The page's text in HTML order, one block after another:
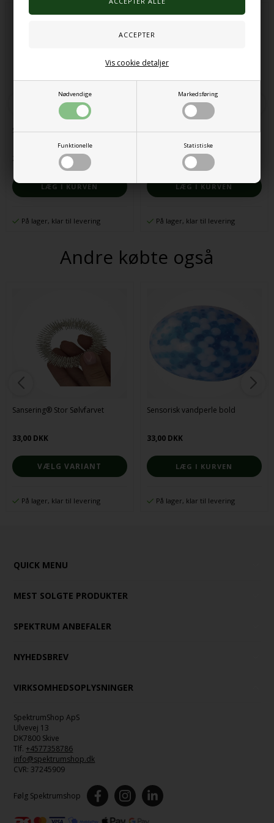
Nødvendige Markedsføring
Funktionelle Statistiske
Vis cookie detaljer
Strikke-gaffel
23,00 DKK
På lager, klar til levering
Væveramme, stor
166,00 DKK
På lager, klar til levering
Andre købte også
Sansering® Stor Sølvfarvet
33,00 DKK
VÆLG VARIANT
På lager, klar til levering
Sensorisk vandperle bold
33,00 DKK
På lager, klar til levering
QUICK MENU
MEST SOLGTE PRODUKTER
SPEKTRUM ANBEFALER
NYHEDSBREV
VIRKSOMHEDSOPLYSNINGER
SpektrumShop ApS
Ulvevej 13
DK7800 Skive
Tlf. +4577358786
info@spektrumshop.dk
CVR: 37245909
Følg Spektrumshop